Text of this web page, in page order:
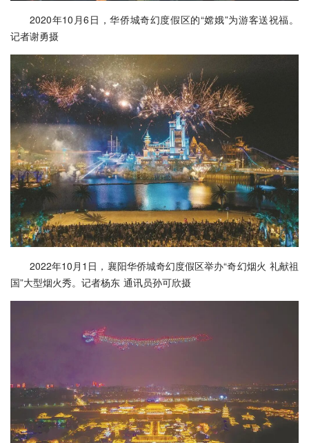
2020年10月6日，华侨城奇幻度假区的“嫦娥”为游客送祝福。
记者谢勇摄
2022年10月1日，襄阳华侨城奇幻度假区举办“奇幻烟火 礼献祖
国”大型烟火秀。记者杨东 通讯员孙可欣摄